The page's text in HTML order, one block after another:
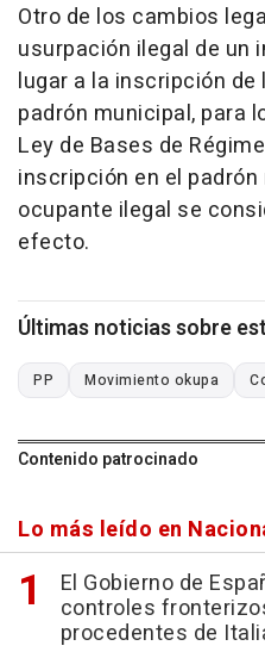
Otro de los cambios
usurpación ilegal de un
lugar a la inscripción
padrón municipal, para
Ley de Bases de
inscripción en el
ocupante ilegal se
efecto.
Últimas noticias sobre
PP Movimiento okupa
Contenido patrocinado
Lo más leído en
El Gobierno de
controles
procedentes de